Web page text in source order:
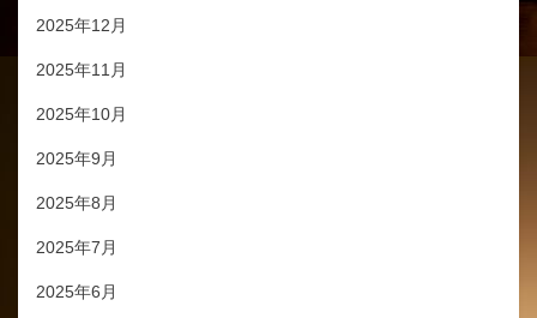
2025年12月
2025年11月
2025年10月
2025年9月
2025年8月
2025年7月
2025年6月